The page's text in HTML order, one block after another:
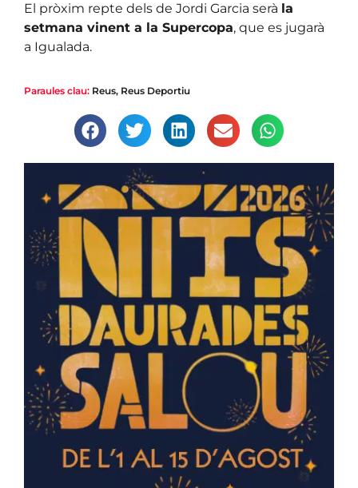
El pròxim repte dels de Jordi Garcia serà la
setmana vinent a la Supercopa, que es jugarà
a Igualada.
Paraules clau: Reus, Reus Deportiu